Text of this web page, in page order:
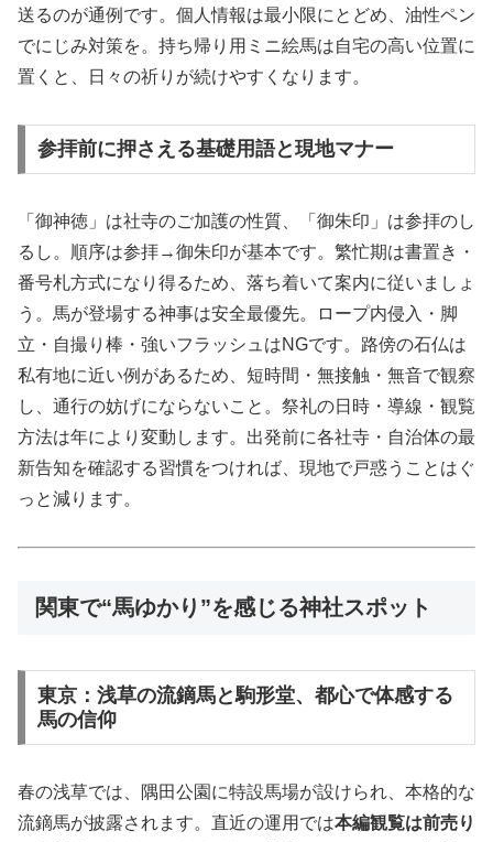
送るのが通例です。個人情報は最小限にとどめ、油性ペン
でにじみ対策を。持ち帰り用ミニ絵馬は自宅の高い位置に
置くと、日々の祈りが続けやすくなります。
参拝前に押さえる基礎用語と現地マナー
「御神徳」は社寺のご加護の性質、「御朱印」は参拝のし
るし。順序は参拝→御朱印が基本です。繁忙期は書置き・
番号札方式になり得るため、落ち着いて案内に従いましょ
う。馬が登場する神事は安全最優先。ロープ内侵入・脚
立・自撮り棒・強いフラッシュはNGです。路傍の石仏は
私有地に近い例があるため、短時間・無接触・無音で観察
し、通行の妨げにならないこと。祭礼の日時・導線・観覧
方法は年により変動します。出発前に各社寺・自治体の最
新告知を確認する習慣をつければ、現地で戸惑うことはぐ
っと減ります。
関東で“馬ゆかり”を感じる神社スポット
東京：浅草の流鏑馬と駒形堂、都心で体感する
馬の信仰
春の浅草では、隅田公園に特設馬場が設けられ、本格的な
流鏑馬が披露されます。直近の運用では本編観覧は前売り